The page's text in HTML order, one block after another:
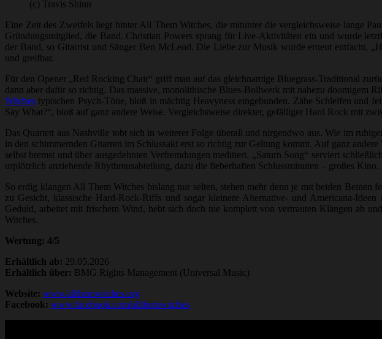
(c) Travis Shinn
Eine Zeit des Zweifels liegt hinter All Them Witches, die mitunter die vergleichsweise lange
Gründungsmitglied, die Band. Christian Powers sprang für Live-Aktivitäten ein und wurde
der Band, so Gitarrist und Sänger Ben McLeod. Die Liebe zur Musik wurde erneut entfacht,
und greifbar.
Für den Opener „Red Rocking Chair“ griff man auf das gleichnamige Bluegrass-Traditional
dann aber dafür so richtig. Das massive, monolithische Blues-Bollwerk mit nahezu doomigem
Witches typischen Psych-Töne, bloß in mächtig Heavyness eingebunden. Zähe Schleifen und
Say What?“, bloß auf ganz andere Weise. Vergleichsweise direkter, gefälliger Hard Rock mit
Das Quartett aus Nashville tobt sich in weiterer Folge überall und nirgendwo aus. Wie im
in den schimmernden Gitarren im Schlussakt erst so richtig zur Geltung kommt. Auf ganz
selbst bremst und über ausgedehnten Verfremdungen meditiert. „Saturn Song“ serviert
urplötzlich anziehende Rhythmusabteilung, dazu die fieberhaften Schlussminuten – großes Kino.
So erdig klangen All Them Witches bislang nur selten, stehen mehr denn je mit beiden Beinen
zu Gesicht, klassische Hard-Rock-Riffs und sogar kleinere Alternative- und Americana-
Geduld, arbeitet mit frischem Wind, hebt sich doch nie komplett von vertrauten Klängen ab
Witches.
Wertung: 4/5
Erhältlich ab: 29.05.2026
Erhältlich über: BMG Rights Management (Universal Music)
Website: www.allthemwitches.org
Facebook: www.facebook.com/allthemwitches